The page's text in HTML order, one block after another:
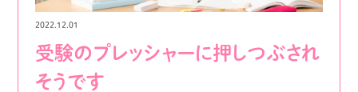
2022.12.01
受験のプレッシャーに押しつぶされ
そうです